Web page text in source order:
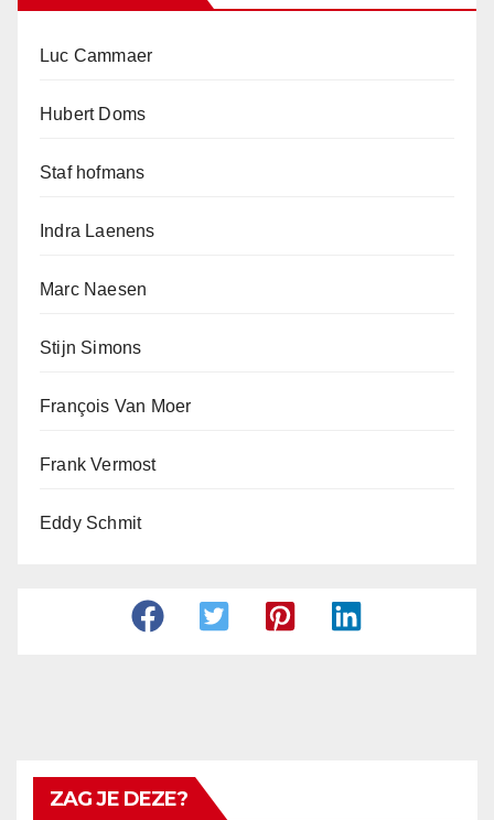
Luc Cammaer
Hubert Doms
Staf hofmans
Indra Laenens
Marc Naesen
Stijn Simons
François Van Moer
Frank Vermost
Eddy Schmit
ZAG JE DEZE?